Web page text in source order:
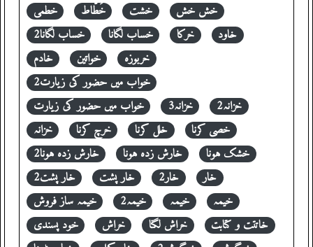
خطمی
خَطّاط خشت
خش خش
خساب لگانا2
خساب لگانا خرکا
خاود
خادم
خواتین
خربوزہ
خواب میں حضور کی زیارت2
خواب میں حضور کی زیارت
خزانہ3
خزانہ2
خزانہ
خرچ کرنا خلل کرنا
خصی کرنا
خارش زدہ ہونا2
خارش زدہ ہونا
خشک ہونا
خار پشت2
خار پشت خار2
خار
خیمہ ساز فروش
خیمہ2 خیمہ
خیمہ
خود پسندی
خراش خراش لگنا
خاتتت و کتابت